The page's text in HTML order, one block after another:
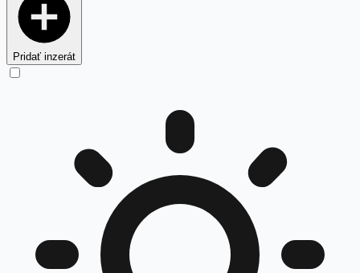
Pridať inzerát